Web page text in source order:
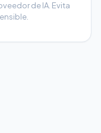
de IA. Evita